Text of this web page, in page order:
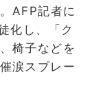
AFP記者に
化し、「ク
椅子などを
涙スプレー